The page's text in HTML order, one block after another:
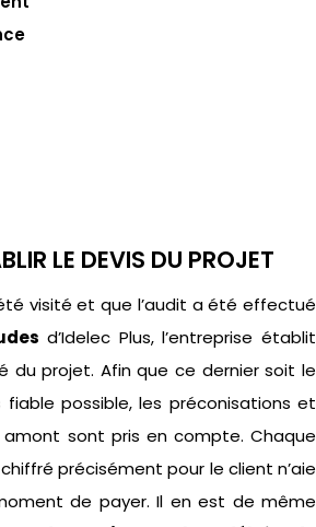
LE DEVIS DU PROJET
visité et que l’audit a été effectué
d’Idelec Plus, l’entreprise établit
du projet. Afin que ce derniersoit le
possible, les préconisations et
amont sont pris en compte. Chaque
précisément pour le client n’aie
de payer. Il en est de même